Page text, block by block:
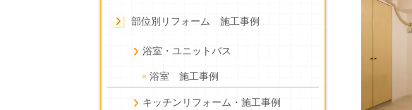
部位別リフォーム 施工事例
浴室・ユニットバス
浴室 施工事例
キッチンリフォーム・施工事例